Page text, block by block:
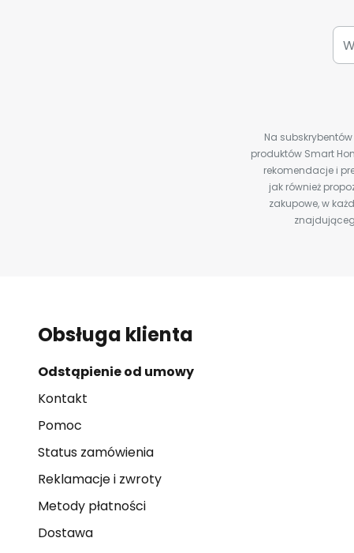
Na
produktów Smart
rekomendacje i
jak również
zakupowe, w
Obsługa klienta
Odstąpienie od umowy
Kontakt
Pomoc
Status zamówienia
Reklamacje i zwroty
Metody płatności
Dostawa